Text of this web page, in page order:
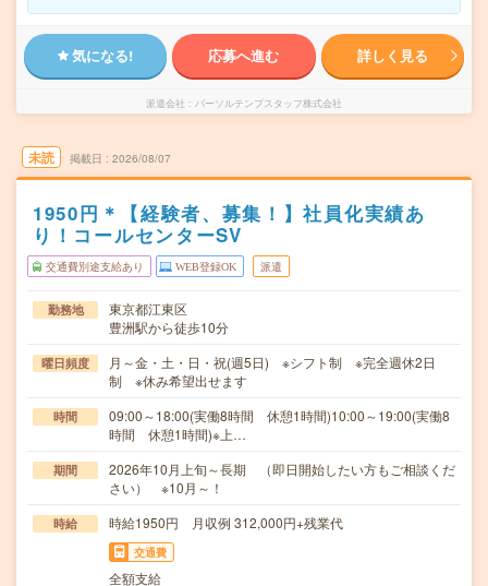
気になる! 応募へ進む 詳しく見る
派遣会社 パーソルテンプスタッフ株式会社
未読 掲載日 2026/08/07
1950円＊【経験者、募集！】社員化実績あ
り！コールセンターSV
交通費別途支給あり WEB登録OK 派遣
勤務地
東京都江東区
豊洲駅から徒歩10分
曜日頻度
月～金・土・日・祝(週5日) ※シフト制 ※完全週休2日
制 ※休み希望出せます
時間
09:00～18:00(実働8時間 休憩1時間)10:00～19:00(実働8
時間 休憩1時間)※上…
期間
2026年10月上旬～長期 （即日開始したい方もご相談くだ
さい） ※10月～！
時給 時給1950円 月収例 312,000円+残業代
交通費
全額支給